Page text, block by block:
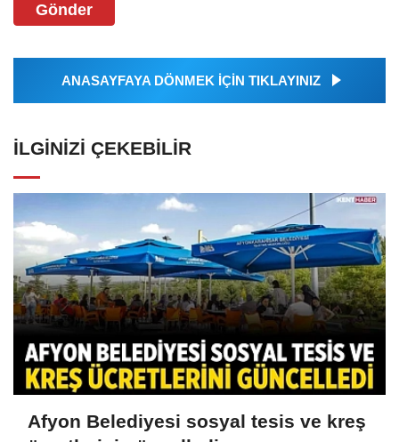
Gönder
ANASAYFAYA DÖNMEK İÇİN TIKLAYINIZ
İLGINIZI ÇEKEBILIR
Afyon Belediyesi sosyal tesis ve kreş